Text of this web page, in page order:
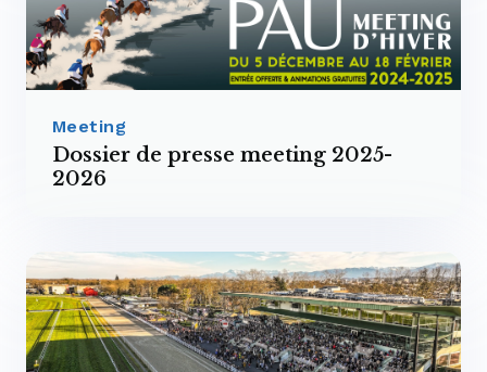
Meeting
Dossier de presse meeting 2025-
2026